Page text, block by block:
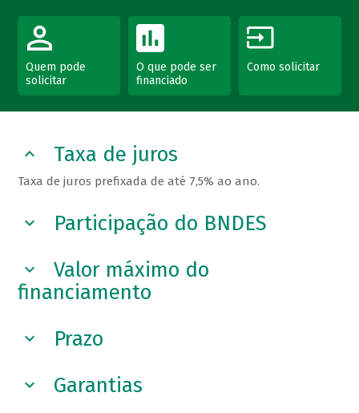
Quem pode
solicitar
O que pode ser
financiado
Como solicitar
Taxa de juros
Taxa de juros prefixada de até 7,5% ao ano.
Participação do BNDES
Valor máximo do
financiamento
Prazo
Garantias